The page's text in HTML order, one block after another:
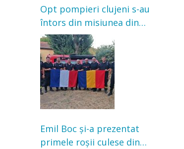
Opt pompieri clujeni s-au
întors din misiunea din
Franța. Au intervenit la
incendii de vegetație și
pădure
Emil Boc și-a prezentat
primele roșii culese din